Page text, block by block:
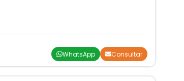
WhatsApp Consultar